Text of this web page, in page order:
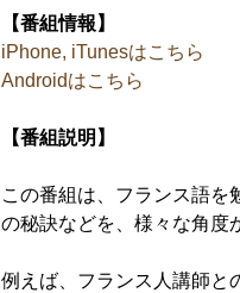
【番組情報】
iPhone, iTunesはこちら
Androidはこちら
【番組説明】
この番組は、フランス語を
の秘訣などを、様々な角度
例えば、フランス人講師と